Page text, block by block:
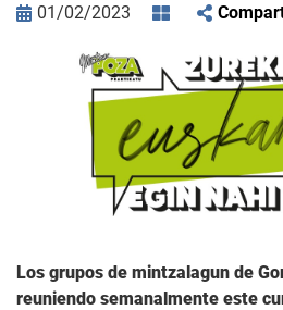
01/02/2023
Los grupos de mintzalagun de
reuniendo semanalmente este